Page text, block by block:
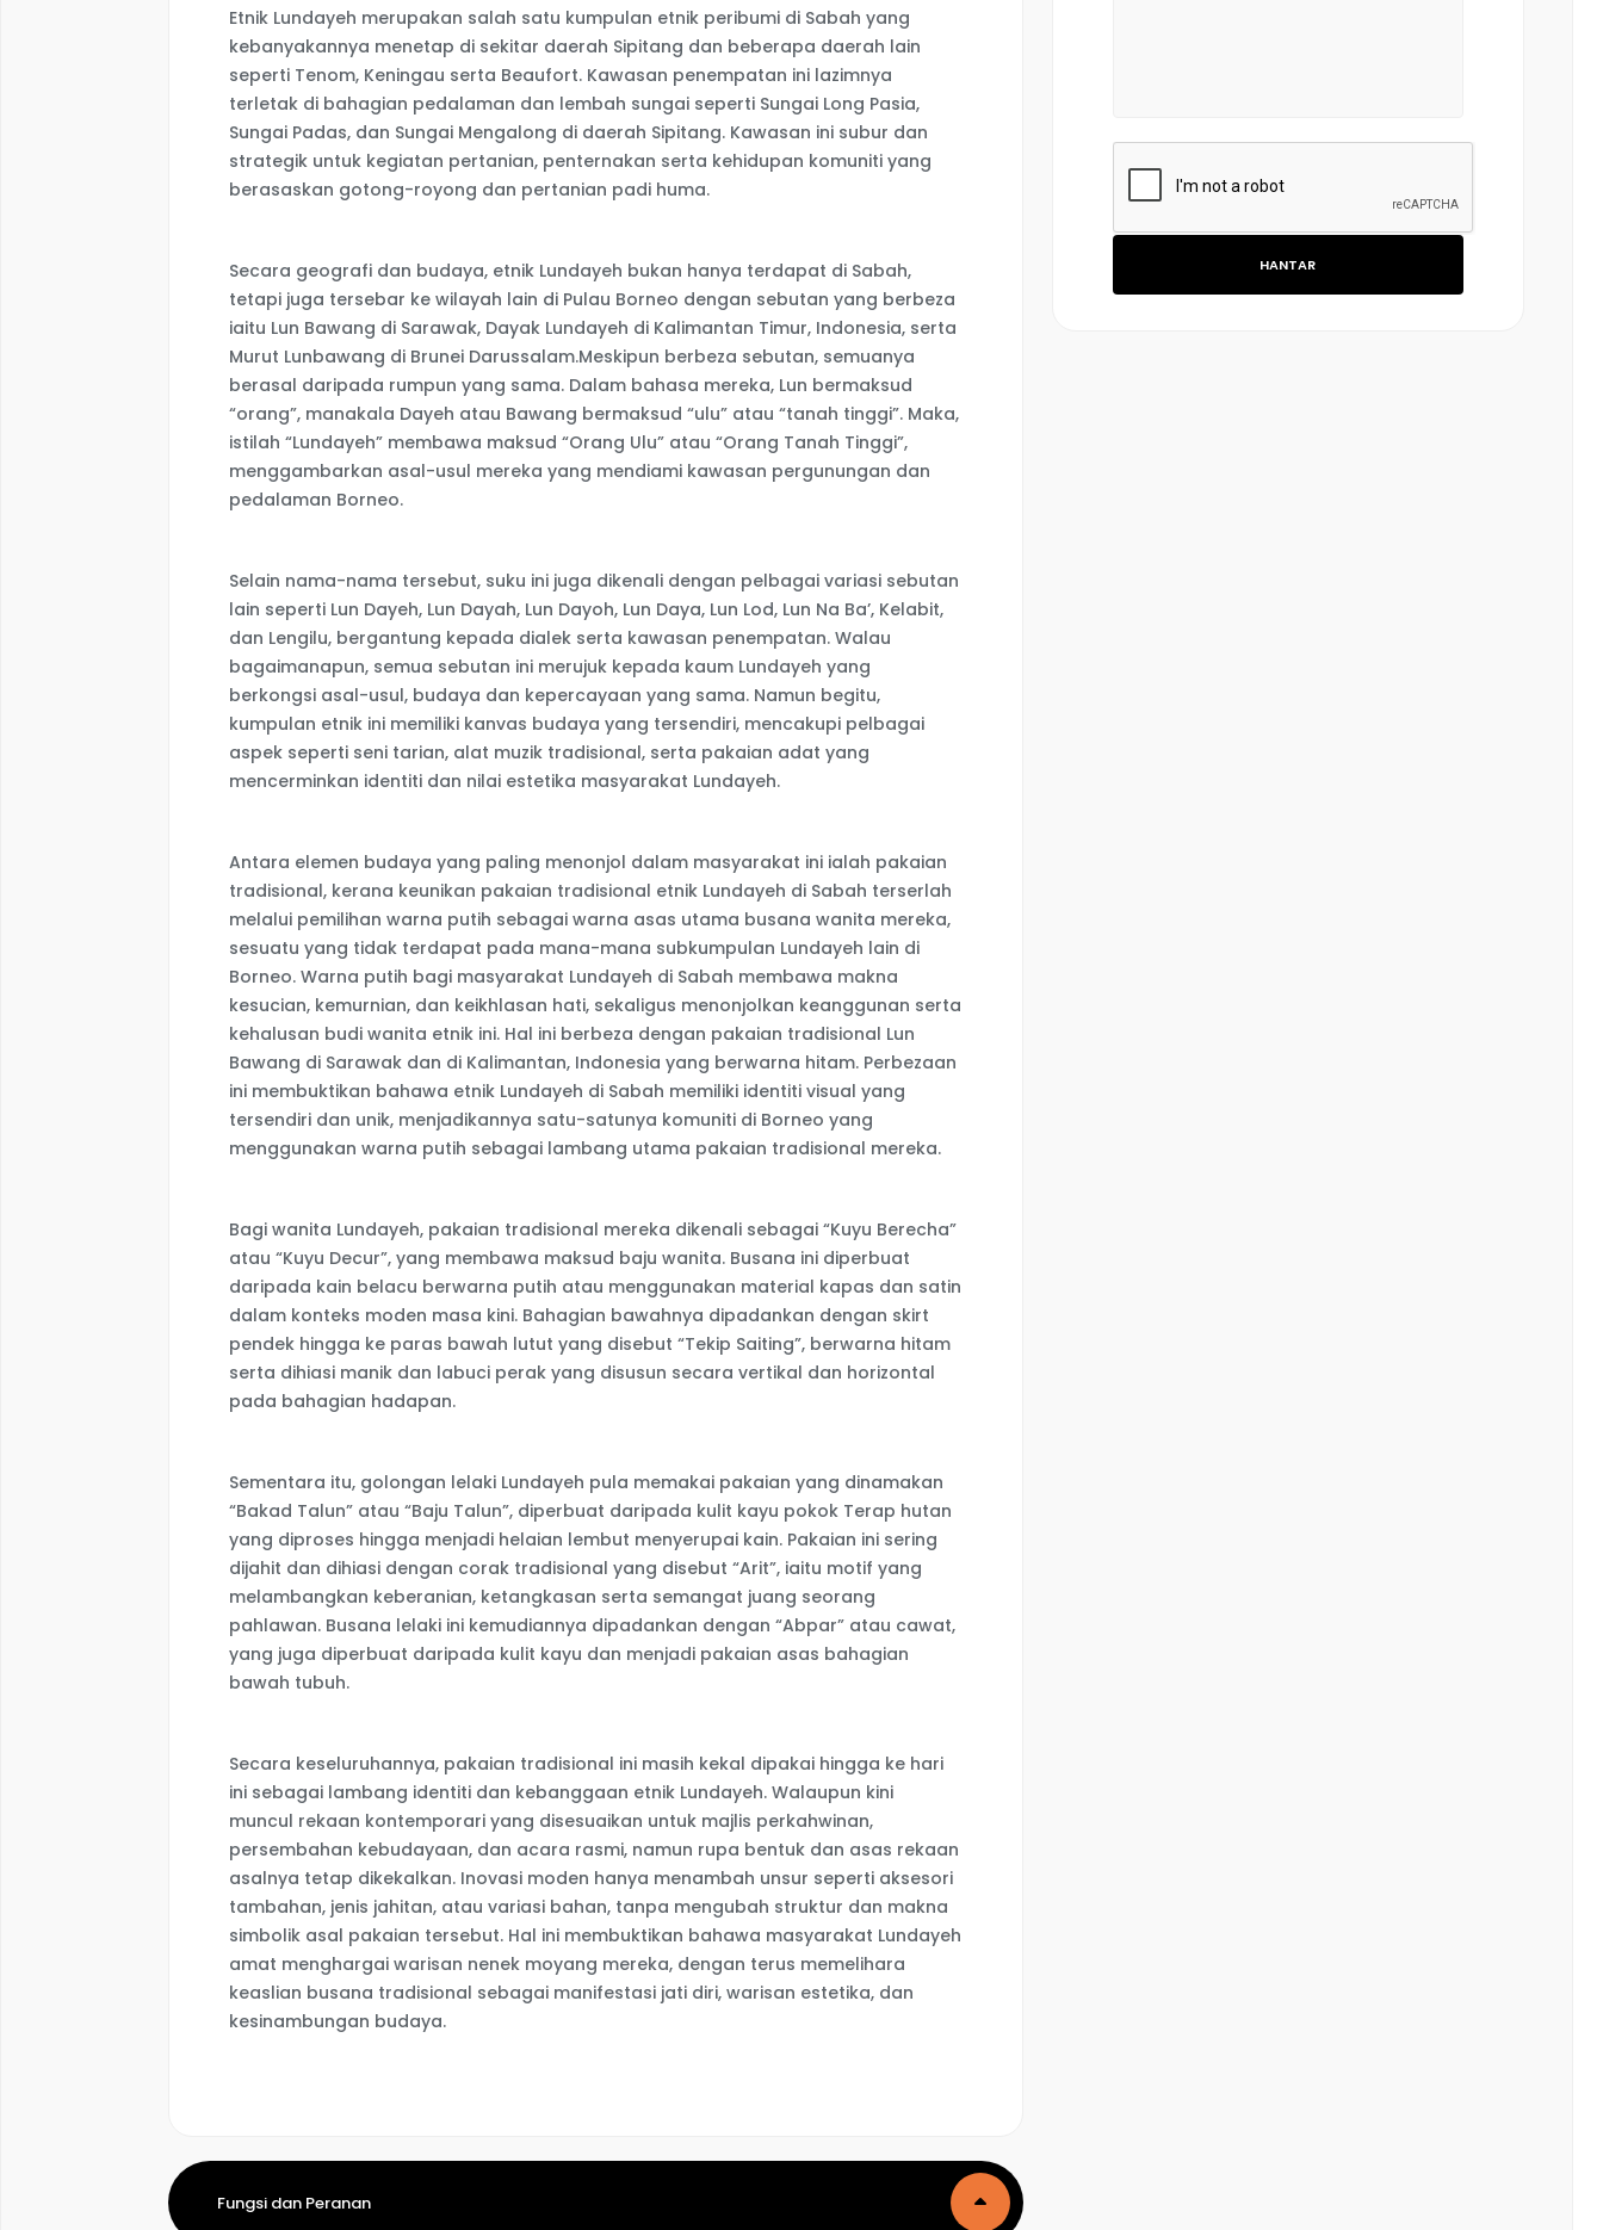
Etnik Lundayeh merupakan salah satu kumpulan etnik peribumi di Sabah yang
kebanyakannya menetap di sekitar daerah Sipitang dan beberapa daerah lain
seperti Tenom, Keningau serta Beaufort. Kawasan penempatan ini lazimnya
terletak di bahagian pedalaman dan lembah sungai seperti Sungai Long Pasia,
Sungai Padas, dan Sungai Mengalong di daerah Sipitang. Kawasan ini subur dan
strategik untuk kegiatan pertanian, penternakan serta kehidupan komuniti yang
berasaskan gotong-royong dan pertanian padi huma.
Secara geografi dan budaya, etnik Lundayeh bukan hanya terdapat di Sabah,
tetapi juga tersebar ke wilayah lain di Pulau Borneo dengan sebutan yang berbeza
iaitu Lun Bawang di Sarawak, Dayak Lundayeh di Kalimantan Timur, Indonesia, serta
Murut Lunbawang di Brunei Darussalam.Meskipun berbeza sebutan, semuanya
berasal daripada rumpun yang sama. Dalam bahasa mereka, Lun bermaksud
“orang”, manakala Dayeh atau Bawang bermaksud “ulu” atau “tanah tinggi”. Maka,
istilah “Lundayeh” membawa maksud “Orang Ulu” atau “Orang Tanah Tinggi”,
menggambarkan asal-usul mereka yang mendiami kawasan pergunungan dan
pedalaman Borneo.
Selain nama-nama tersebut, suku ini juga dikenali dengan pelbagai variasi sebutan
lain seperti Lun Dayeh, Lun Dayah, Lun Dayoh, Lun Daya, Lun Lod, Lun Na Ba’, Kelabit,
dan Lengilu, bergantung kepada dialek serta kawasan penempatan. Walau
bagaimanapun, semua sebutan ini merujuk kepada kaum Lundayeh yang
berkongsi asal-usul, budaya dan kepercayaan yang sama. Namun begitu,
kumpulan etnik ini memiliki kanvas budaya yang tersendiri, mencakupi pelbagai
aspek seperti seni tarian, alat muzik tradisional, serta pakaian adat yang
mencerminkan identiti dan nilai estetika masyarakat Lundayeh.
Antara elemen budaya yang paling menonjol dalam masyarakat ini ialah pakaian
tradisional, kerana keunikan pakaian tradisional etnik Lundayeh di Sabah terserlah
melalui pemilihan warna putih sebagai warna asas utama busana wanita mereka,
sesuatu yang tidak terdapat pada mana-mana subkumpulan Lundayeh lain di
Borneo. Warna putih bagi masyarakat Lundayeh di Sabah membawa makna
kesucian, kemurnian, dan keikhlasan hati, sekaligus menonjolkan keanggunan serta
kehalusan budi wanita etnik ini. Hal ini berbeza dengan pakaian tradisional Lun
Bawang di Sarawak dan di Kalimantan, Indonesia yang berwarna hitam. Perbezaan
ini membuktikan bahawa etnik Lundayeh di Sabah memiliki identiti visual yang
tersendiri dan unik, menjadikannya satu-satunya komuniti di Borneo yang
menggunakan warna putih sebagai lambang utama pakaian tradisional mereka.
Bagi wanita Lundayeh, pakaian tradisional mereka dikenali sebagai “Kuyu Berecha”
atau “Kuyu Decur”, yang membawa maksud baju wanita. Busana ini diperbuat
daripada kain belacu berwarna putih atau menggunakan material kapas dan satin
dalam konteks moden masa kini. Bahagian bawahnya dipadankan dengan skirt
pendek hingga ke paras bawah lutut yang disebut “Tekip Saiting”, berwarna hitam
serta dihiasi manik dan labuci perak yang disusun secara vertikal dan horizontal
pada bahagian hadapan.
Sementara itu, golongan lelaki Lundayeh pula memakai pakaian yang dinamakan
“Bakad Talun” atau “Baju Talun”, diperbuat daripada kulit kayu pokok Terap hutan
yang diproses hingga menjadi helaian lembut menyerupai kain. Pakaian ini sering
dijahit dan dihiasi dengan corak tradisional yang disebut “Arit”, iaitu motif yang
melambangkan keberanian, ketangkasan serta semangat juang seorang
pahlawan. Busana lelaki ini kemudiannya dipadankan dengan “Abpar” atau cawat,
yang juga diperbuat daripada kulit kayu dan menjadi pakaian asas bahagian
bawah tubuh.
Secara keseluruhannya, pakaian tradisional ini masih kekal dipakai hingga ke hari
ini sebagai lambang identiti dan kebanggaan etnik Lundayeh. Walaupun kini
muncul rekaan kontemporari yang disesuaikan untuk majlis perkahwinan,
persembahan kebudayaan, dan acara rasmi, namun rupa bentuk dan asas rekaan
asalnya tetap dikekalkan. Inovasi moden hanya menambah unsur seperti aksesori
tambahan, jenis jahitan, atau variasi bahan, tanpa mengubah struktur dan makna
simbolik asal pakaian tersebut. Hal ini membuktikan bahawa masyarakat Lundayeh
amat menghargai warisan nenek moyang mereka, dengan terus memelihara
keaslian busana tradisional sebagai manifestasi jati diri, warisan estetika, dan
kesinambungan budaya.
Fungsi dan Peranan
HANTAR